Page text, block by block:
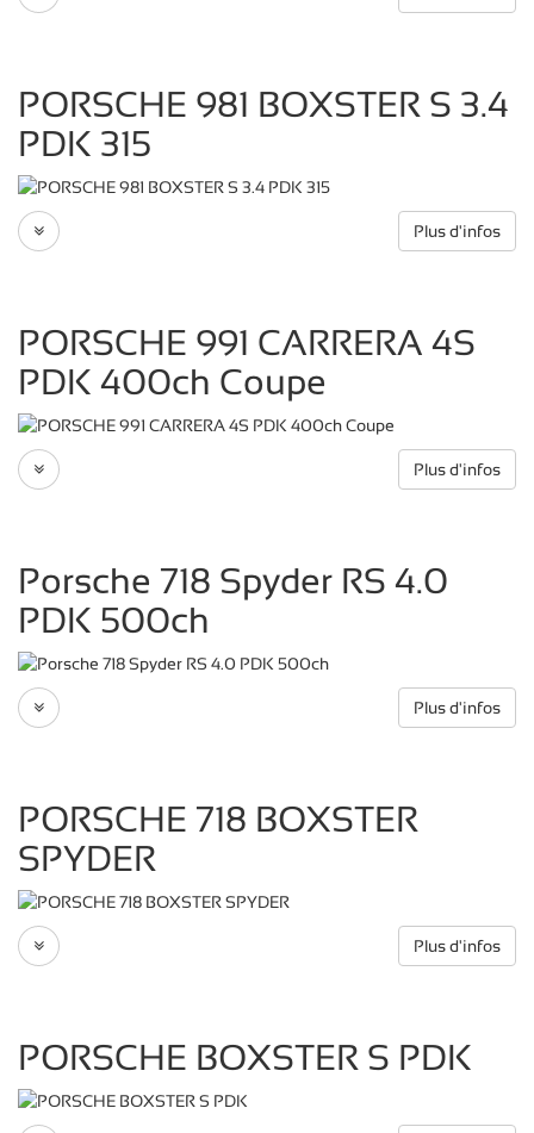
PORSCHE 981 BOXSTER S 3.4
PDK 315
Plus d'infos
PORSCHE 991 CARRERA 4S
PDK 400ch Coupe
Plus d'infos
Porsche 718 Spyder RS 4.0
PDK 500ch
Plus d'infos
PORSCHE 718 BOXSTER
SPYDER
Plus d'infos
PORSCHE BOXSTER S PDK